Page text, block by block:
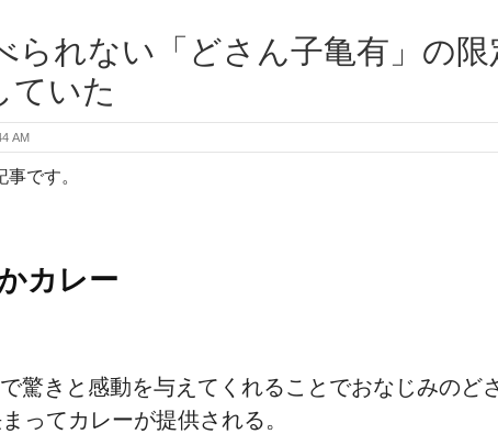
られない「どさん子亀有」の限
ていた
AM
です。
カレー
驚きと感動を与えてくれることでおなじみのど
ってカレーが提供される。